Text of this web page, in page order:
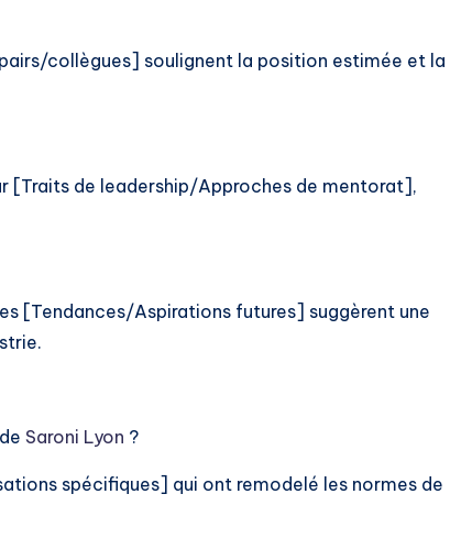
collègues] soulignent la position estimée et la
[Traits de leadership/Approches de mentorat],
[Tendances/Aspirations futures] suggèrent une
Saroni Lyon ?
spécifiques] qui ont remodelé les normes de